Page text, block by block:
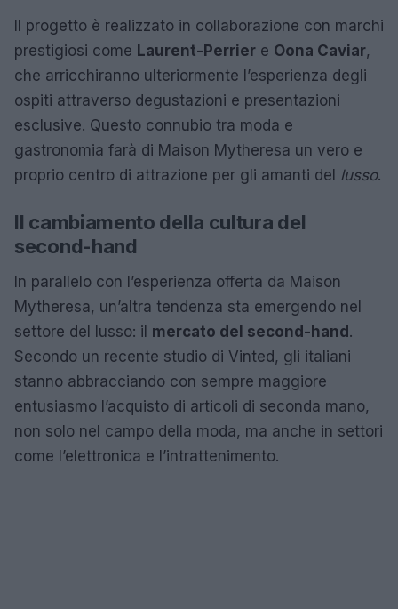
Il progetto è realizzato in collaborazione con marchi
prestigiosi come Laurent-Perrier e Oona Caviar,
che arricchiranno ulteriormente l’esperienza degli
ospiti attraverso degustazioni e presentazioni
esclusive. Questo connubio tra moda e
gastronomia farà di Maison Mytheresa un vero e
proprio centro di attrazione per gli amanti del lusso.
Il cambiamento della cultura del
second-hand
In parallelo con l’esperienza offerta da Maison
Mytheresa, un’altra tendenza sta emergendo nel
settore del lusso: il mercato del second-hand.
Secondo un recente studio di Vinted, gli italiani
stanno abbracciando con sempre maggiore
entusiasmo l’acquisto di articoli di seconda mano,
non solo nel campo della moda, ma anche in settori
come l’elettronica e l’intrattenimento.